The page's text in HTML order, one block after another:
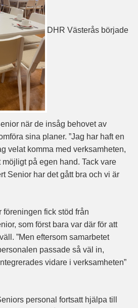
DHR Västerås började
när de insåg behovet av
sina planer. ”Jag har haft en
velat komma med verksamheten,
på egen hand. Tack vare
Senior har det gått bra och vi är
föreningen fick stöd från
som först bara var där för att
”Men eftersom samarbetet
passade så väl in,
vidare i verksamheten”
personal fortsatt hjälpa till